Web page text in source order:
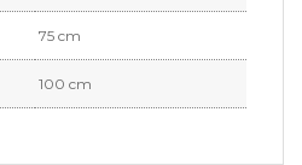
75 cm
100 cm